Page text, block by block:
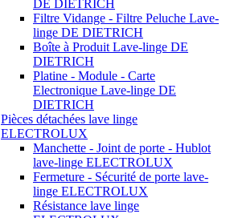
DE DIETRICH
Filtre Vidange - Filtre Peluche Lave-
linge DE DIETRICH
Boîte à Produit Lave-linge DE
DIETRICH
Platine - Module - Carte
Electronique Lave-linge DE
DIETRICH
Pièces détachées lave linge
ELECTROLUX
Manchette - Joint de porte - Hublot
lave-linge ELECTROLUX
Fermeture - Sécurité de porte lave-
linge ELECTROLUX
Résistance lave linge